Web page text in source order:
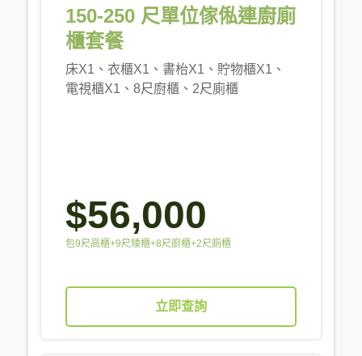
150-250 尺單位傢俬連廚廁
櫃套餐
床X1、衣櫃X1、書枱X1、貯物櫃X1、
電視櫃X1、8尺廚櫃、2尺廁櫃
$56,000
包9尺高櫃+9尺矮櫃+8尺廚櫃+2尺廁櫃
立即查詢